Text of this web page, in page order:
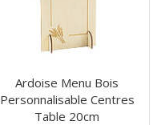
Ardoise Menu Bois
Personnalisable Centres
Table 20cm